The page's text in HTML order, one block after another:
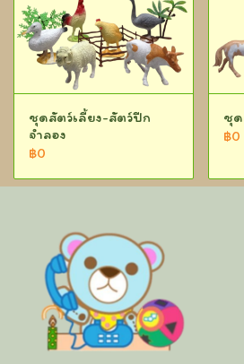
ชุดสัตว์เลี้ยง-สัตว์ปีก
จำลอง
฿0
ชุด
฿0